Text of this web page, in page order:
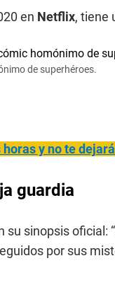
en Netflix, tiene
de superhéroes.
y no te
guardia
su sinopsis oficial:
por sus